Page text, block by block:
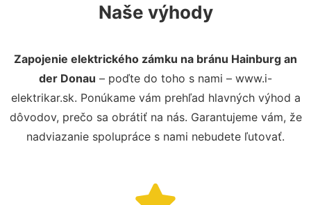
Naše výhody
Zapojenie elektrického zámku na bránu Hainburg an
der Donau – poďte do toho s nami – www.i-
elektrikar.sk. Ponúkame vám prehľad hlavných výhod a
dôvodov, prečo sa obrátiť na nás. Garantujeme vám, že
nadviazanie spolupráce s nami nebudete ľutovať.